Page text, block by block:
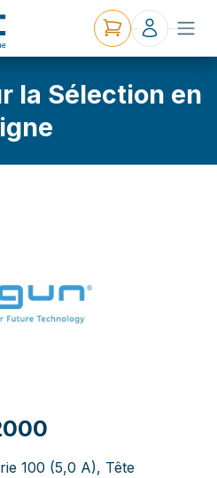
la Sélection en
100 (5,0 A), Tête